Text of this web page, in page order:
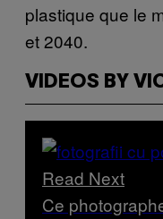
plastique que le
et 2040.
VIDEOS BY
Read Next
Ce